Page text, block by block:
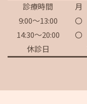
診療時間 月
9:00～13:00
〇
14:30～20:00
〇
休診日